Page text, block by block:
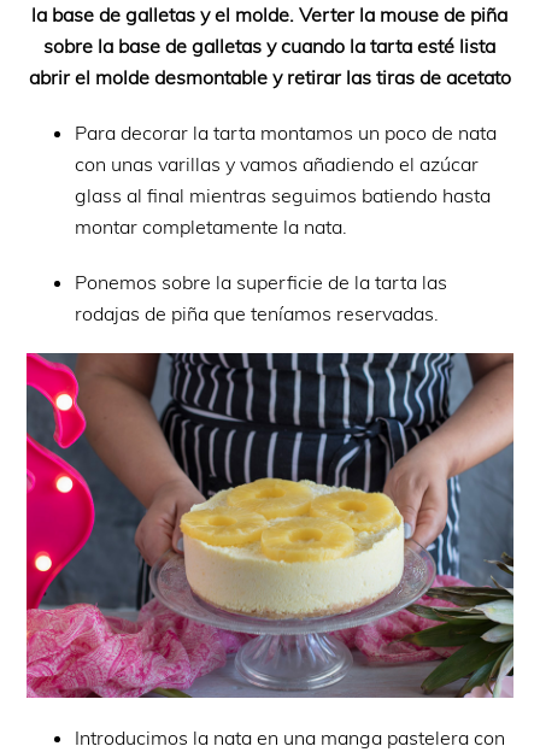
la base de galletas y el molde. Verter la mouse de piña
sobre la base de galletas y cuando la tarta esté lista
abrir el molde desmontable y retirar las tiras de acetato
Para decorar la tarta montamos un poco de nata
con unas varillas y vamos añadiendo el azúcar
glass al final mientras seguimos batiendo hasta
montar completamente la nata.
Ponemos sobre la superficie de la tarta las
rodajas de piña que teníamos reservadas.
Introducimos la nata en una manga pastelera con